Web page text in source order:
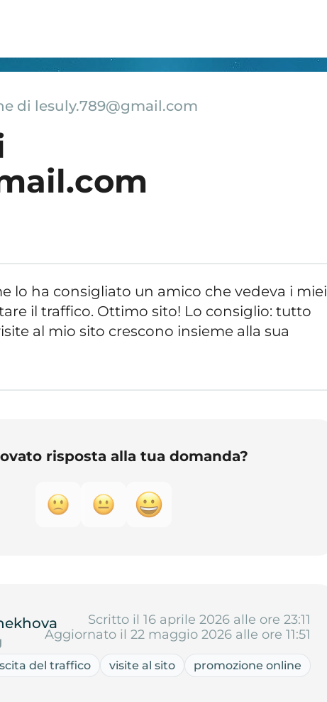
di lesuly.789@gmail.com
lo ha consigliato un amico che vedeva i miei
il traffico. Ottimo sito! Lo consiglio: tutto
al mio sito crescono insieme alla sua
risposta alla tua domanda?
Scritto il 16 aprile 2026 alle ore 23:11
Aggiornato il 22 maggio 2026 alle ore 11:51
del traffico visite al sito promozione online